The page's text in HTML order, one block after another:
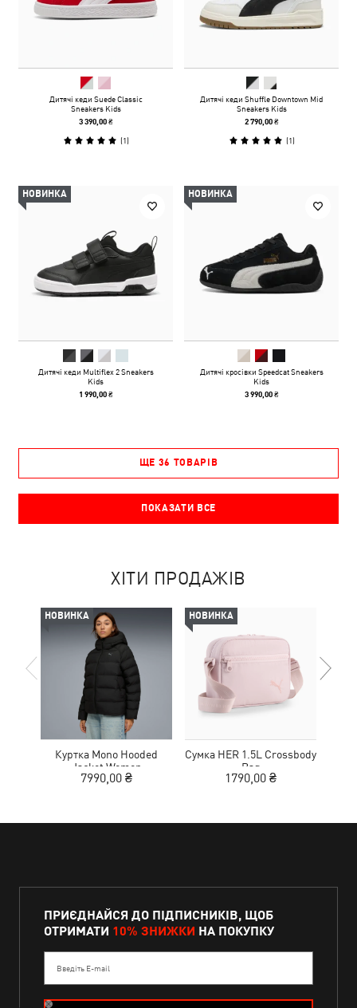
Дитячі кеди Suede Classic
Sneakers Kids
3 390,00 ₴
(1)
Дитячі кеди Shuffle Downtown Mid
Sneakers Kids
2 790,00 ₴
(1)
НОВИНКА
Дитячі кеди Multiflex 2 Sneakers
Kids
1 990,00 ₴
НОВИНКА
Дитячі кросівки Speedcat Sneakers
Kids
3 990,00 ₴
ЩЕ 36 ТОВАРІВ
ПОКАЗАТИ ВСЕ
ХІТИ ПРОДАЖІВ
НОВИНКА
Куртка Mono Hooded
Jacket Women
7990,00 ₴
НОВИНКА
Сумка HER 1.5L Crossbody
Bag
1790,00 ₴
ПРИЄДНАЙСЯ ДО ПІДПИСНИКІВ, ЩОБ
ОТРИМАТИ 10% ЗНИЖКИ НА ПОКУПКУ
Введіть E-mail